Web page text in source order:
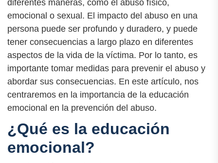
diferentes maneras, como el abuso físico,
emocional o sexual. El impacto del abuso en una
persona puede ser profundo y duradero, y puede
tener consecuencias a largo plazo en diferentes
aspectos de la vida de la víctima. Por lo tanto, es
importante tomar medidas para prevenir el abuso y
abordar sus consecuencias. En este artículo, nos
centraremos en la importancia de la educación
emocional en la prevención del abuso.
¿Qué es la educación
emocional?